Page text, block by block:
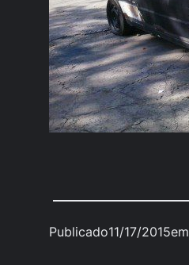
Publicado11/17/2015em